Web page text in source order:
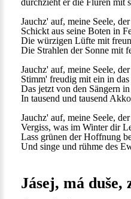
durchzieht er die Fluren mit
Jauchz' auf, meine Seele,
Schickt aus seine Boten in
Die würzigen Lüfte mit
Die Strahlen der Sonne mit
Jauchz' auf, meine Seele,
Stimm' freudig mit ein in
Das jetzt von den Sängern
In tausend und tausend
Jauchz' auf, meine Seele,
Vergiss, was im Winter dir
Lass grünen der Hoffnung
Und singe und rühme des
Jásej, má